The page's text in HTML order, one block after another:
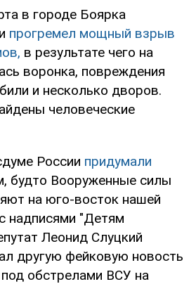
в городе Боярка
прогремел мощный взрыв
в результате чего на
воронка, повреждения
и несколько дворов.
человеческие
России придумали
будто Вооруженные силы
на юго-восток нашей
надписями "Детям
Леонид Слуцкий
другую фейковую новость
обстрелами ВСУ на